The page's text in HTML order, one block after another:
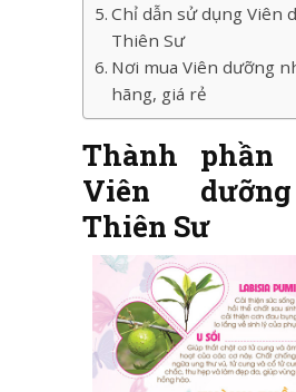
Chỉ dẫn sử dụng Viên
Thiên Sư
Nơi mua Viên dưỡng
hãng, giá rẻ
Thành phần
Viên
Thiên Sư